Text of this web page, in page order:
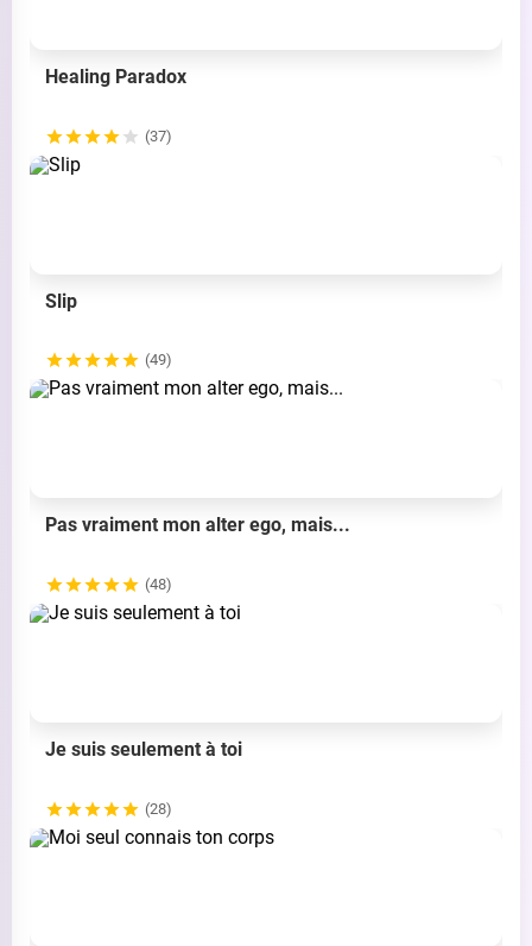
Healing Paradox
(37)
Slip
(49)
Pas vraiment mon alter ego, mais...
(48)
Je suis seulement à toi
(28)